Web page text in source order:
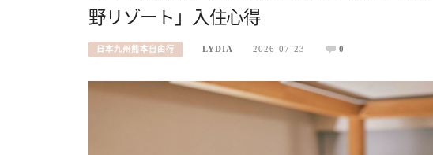
野リゾート」入住心得
日本九州熊本自由行 LYDIA 2026-07-23 0